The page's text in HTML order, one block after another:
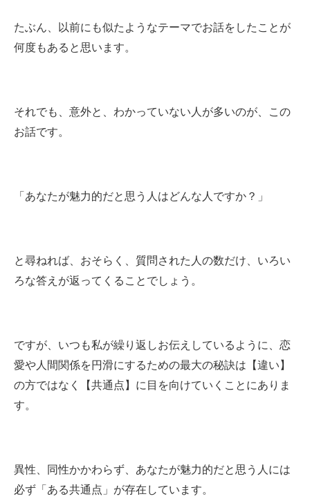
たぶん、以前にも似たようなテーマでお話をしたことが
何度もあると思います。
それでも、意外と、わかっていない人が多いのが、この
お話です。
「あなたが魅力的だと思う人はどんな人ですか？」
と尋ねれば、おそらく、質問された人の数だけ、いろい
ろな答えが返ってくることでしょう。
ですが、いつも私が繰り返しお伝えしているように、恋
愛や人間関係を円滑にするための最大の秘訣は【違い】
の方ではなく【共通点】に目を向けていくことにありま
す。
異性、同性かかわらず、あなたが魅力的だと思う人には
必ず「ある共通点」が存在しています。